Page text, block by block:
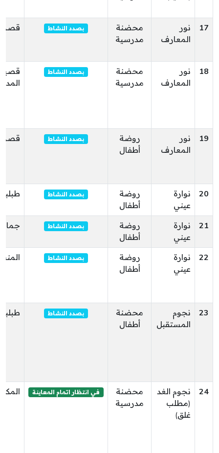
17
نور
المعارف
محضنة
مدرسية
بصدد النشاط قصر
18
نور
المعارف
محضنة
مدرسية
بصدد النشاط
19
نور
المعارف
روضة
أطفال
بصدد النشاط قصر
20
نوارة
عيني
روضة
أطفال
بصدد النشاط طبلبة
21
نوارة
عيني
روضة
أطفال
بصدد النشاط جمال
22
نوارة
عيني
روضة
أطفال
بصدد النشاط
23
نجوم
المستقبل
محضنة
أطفال
بصدد النشاط طبلبة
24
نجوم الغد
(مطلب
غلق)
محضنة
مدرسية
في انتظار اتمام المعاينة